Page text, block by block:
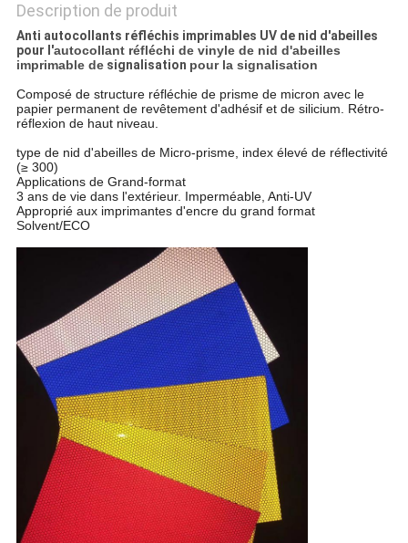
Description de produit
Anti autocollants réfléchis imprimables UV de nid d'abeilles
pour l'autocollant réfléchi de vinyle de nid d'abeilles
imprimable designalisation pour la signalisation
Composé de structure réfléchie de prisme de micron avec le
papier permanent de revêtement d'adhésif et de silicium. Rétro-
réflexion de haut niveau.
type de nid d'abeilles de Micro-prisme, index élevé de réflectivité
(≥ 300)
Applications de Grand-format
3 ans de vie dans l'extérieur. Imperméable, Anti-UV
Approprié aux imprimantes d'encre du grand format
Solvent/ECO